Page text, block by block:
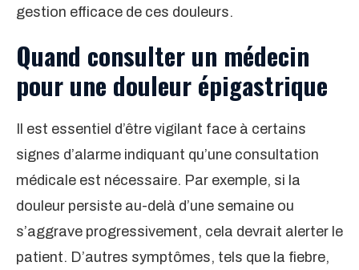
gestion efficace de ces douleurs.
Quand consulter un médecin
pour une douleur épigastrique
Il est essentiel d’être vigilant face à certains
signes d’alarme indiquant qu’une consultation
médicale est nécessaire. Par exemple, si la
douleur persiste au-delà d’une semaine ou
s’aggrave progressivement, cela devrait alerter le
patient. D’autres symptômes, tels que la fiebre,